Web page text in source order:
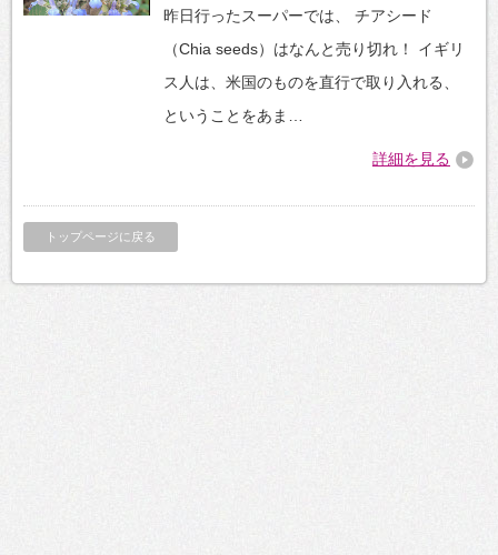
昨日行ったスーパーでは、 チアシード
（Chia seeds）はなんと売り切れ！ イギリ
ス人は、米国のものを直行で取り入れる、
ということをあま…
詳細を見る
トップページに戻る